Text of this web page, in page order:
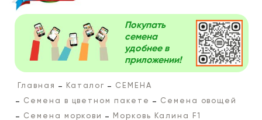
Покупать
семена
удобнее в
приложении!
Главная Каталог
СЕМЕНА
Семена в цветном пакете
Семена овощей
Семена моркови
Морковь Калина F1